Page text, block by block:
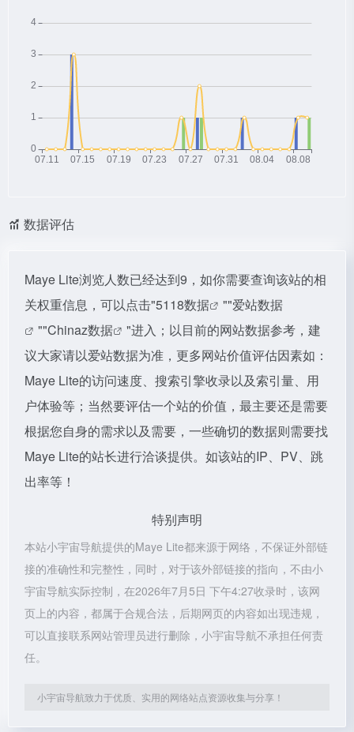
数据评估
Maye Lite浏览人数已经达到9，如你需要查询该站的相
关权重信息，可以点击"5118数据 ""爱站数据
""Chinaz数据
"进入；以目前的网站数据参考，建
议大家请以爱站数据为准，更多网站价值评估因素如：
Maye Lite的访问速度、搜索引擎收录以及索引量、用
户体验等；当然要评估一个站的价值，最主要还是需要
根据您自身的需求以及需要，一些确切的数据则需要找
Maye Lite的站长进行洽谈提供。如该站的IP、PV、跳
出率等！
特别声明
本站小宇宙导航提供的Maye Lite都来源于网络，不保证外部链
接的准确性和完整性，同时，对于该外部链接的指向，不由小
宇宙导航实际控制，在2026年7月5日 下午4:27收录时，该网
页上的内容，都属于合规合法，后期网页的内容如出现违规，
可以直接联系网站管理员进行删除，小宇宙导航不承担任何责
任。
小宇宙导航致力于优质、实用的网络站点资源收集与分享！